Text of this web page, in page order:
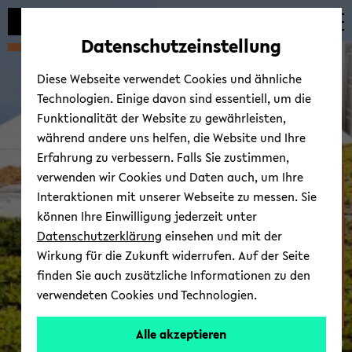
Automatische
vermeiden
zum
wechseln
zum
wechseln
zum
wechseln
Fa­kul­tät für Er­zie­hungs­
wis­sen­schaft
© Uni­ver­si­tät Bie­le­feld
Datenschutzeinstellung
Diese Webseite verwendet Cookies und ähnliche
Technologien. Einige davon sind essentiell, um die
Funktionalität der Website zu gewährleisten,
während andere uns helfen, die Website und Ihre
Erfahrung zu verbessern. Falls Sie zustimmen,
verwenden wir Cookies und Daten auch, um Ihre
Interaktionen mit unserer Webseite zu messen. Sie
können Ihre Einwilligung jederzeit unter
Datenschutzerklärung einsehen und mit der
Wirkung für die Zukunft widerrufen. Auf der Seite
finden Sie auch zusätzliche Informationen zu den
verwendeten Cookies und Technologien.
Alle akzeptieren